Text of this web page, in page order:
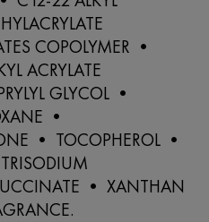
COPOLYMER •
ACRYLATE
GLYCOL •
•
• TOCOPHEROL •
• XANTHAN